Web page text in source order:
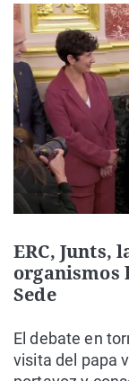
ERC, Junts,
organismos
Sede
El debate en
visita del papa